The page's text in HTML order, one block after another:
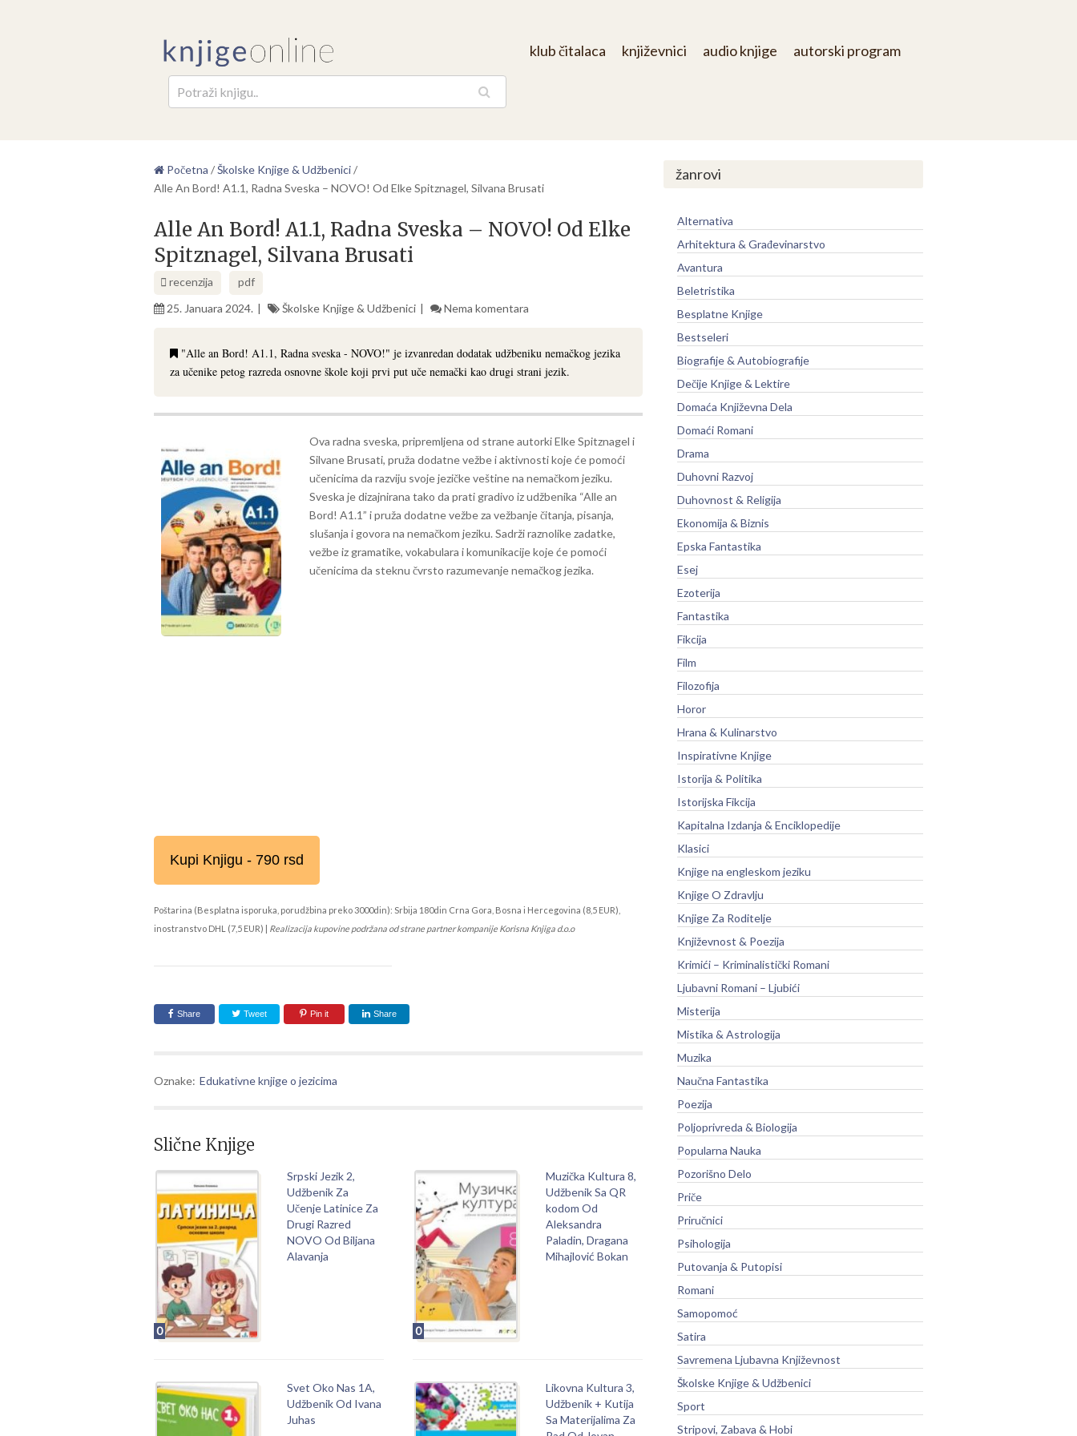
klub čitalaca književnici audio knjige autorski program
Početna /Školske Knjige & Udžbenici/
Alle An Bord! A1.1, Radna Sveska – NOVO! Od Elke Spitznagel, Silvana Brusati
Alle An Bord! A1.1, Radna Sveska – NOVO! Od Elke
Spitznagel, Silvana Brusati
recenzija
pdf
25. Januara 2024.
Školske Knjige & Udžbenici Nema komentara
"Alle an Bord! A1.1, Radna sveska - NOVO!" je izvanredan dodatak udžbeniku nemačkog jezika
za učenike petog razreda osnovne škole koji prvi put uče nemački kao drugi strani jezik.
Ova radna sveska, pripremljena od strane autorki Elke Spitznagel i
Silvane Brusati, pruža dodatne vežbe i aktivnosti koje će pomoći
učenicima da razviju svoje jezičke veštine na nemačkom jeziku.
Sveska je dizajnirana tako da prati gradivo iz udžbenika “Alle an
Bord! A1.1” i pruža dodatne vežbe za vežbanje čitanja, pisanja,
slušanja i govora na nemačkom jeziku. Sadrži raznolike zadatke,
vežbe iz gramatike, vokabulara i komunikacije koje će pomoći
učenicima da steknu čvrsto razumevanje nemačkog jezika.
Kupi Knjigu - 790 rsd
Poštarina (Besplatna isporuka, porudžbina preko 3000din): Srbija 180din Crna Gora, Bosna i Hercegovina (8,5 EUR),
inostranstvo DHL (7,5 EUR) | Realizacija kupovine podržana od strane partner kompanije Korisna Knjiga d.o.o
Share Tweet Pin it Share
Oznake: Edukativne knjige o jezicima
Slične Knjige
0
Srpski Jezik 2,
Udžbenik Za
Učenje Latinice Za
Drugi Razred
NOVO Od Biljana
Alavanja
0
Muzička Kultura 8,
Udžbenik Sa QR
kodom Od
Aleksandra
Paladin, Dragana
Mihajlović Bokan
Svet Oko Nas 1A,
Udžbenik Od Ivana
Juhas
Likovna Kultura 3,
Udžbenik + Kutija
Sa Materijalima Za
žanrovi
Alternativa
Arhitektura & Građevinarstvo
Avantura
Beletristika
Besplatne Knjige
Bestseleri
Biografije & Autobiografije
Dečije Knjige & Lektire
Domaća Književna Dela
Domaći Romani
Drama
Duhovni Razvoj
Duhovnost & Religija
Ekonomija & Biznis
Epska Fantastika
Esej
Ezoterija
Fantastika
Fikcija
Film
Filozofija
Horor
Hrana & Kulinarstvo
Inspirativne Knjige
Istorija & Politika
Istorijska Fikcija
Kapitalna Izdanja & Enciklopedije
Klasici
Knjige na engleskom jeziku
Knjige O Zdravlju
Knjige Za Roditelje
Književnost & Poezija
Krimići – Kriminalistički Romani
Ljubavni Romani – Ljubići
Misterija
Mistika & Astrologija
Muzika
Naučna Fantastika
Poezija
Poljoprivreda & Biologija
Popularna Nauka
Pozorišno Delo
Priče
Priručnici
Psihologija
Putovanja & Putopisi
Romani
Samopomoć
Satira
Savremena Ljubavna Književnost
Školske Knjige & Udžbenici
Sport
Stripovi, Zabava & Hobi